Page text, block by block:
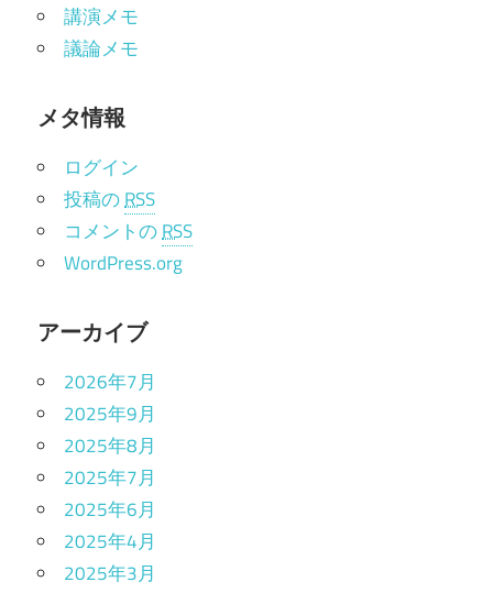
講演メモ
議論メモ
メタ情報
ログイン
投稿のRSS
コメントのRSS
WordPress.org
アーカイブ
2026年7月
2025年9月
2025年8月
2025年7月
2025年6月
2025年4月
2025年3月